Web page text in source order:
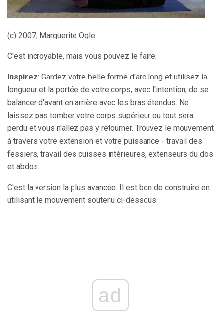
(c) 2007, Marguerite Ogle
C'est incroyable, mais vous pouvez le faire.
Inspirez: Gardez votre belle forme d'arc long et utilisez la
longueur et la portée de votre corps, avec l'intention, de se
balancer d'avant en arrière avec les bras étendus. Ne
laissez pas tomber votre corps supérieur ou tout sera
perdu et vous n'allez pas y retourner. Trouvez le mouvement
à travers votre extension et votre puissance - travail des
fessiers, travail des cuisses intérieures, extenseurs du dos
et abdos.
C'est la version la plus avancée. Il est bon de construire en
utilisant le mouvement soutenu ci-dessous
ad